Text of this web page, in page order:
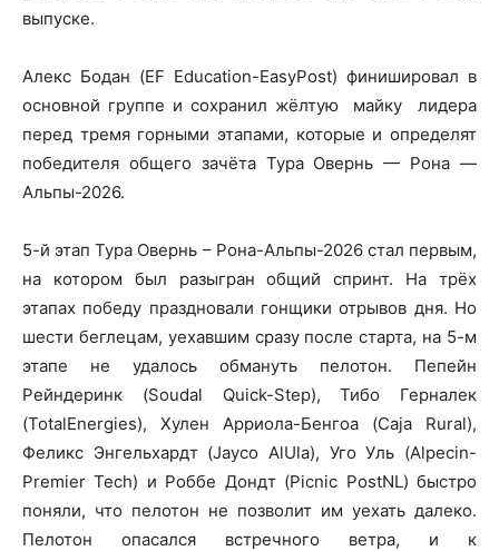
выпуске.
Алекс Бодан (EF Education-EasyPost) финишировал в
основной группе и сохранил жёлтую майку лидера
перед тремя горными этапами, которые и определят
победителя общего зачёта Тура Овернь — Рона —
Альпы-2026.
5-й этап Тура Овернь – Рона-Альпы-2026 стал первым,
на котором был разыгран общий спринт. На трёх
этапах победу праздновали гонщики отрывов дня. Но
шести беглецам, уехавшим сразу после старта, на 5-м
этапе не удалось обмануть пелотон. Пепейн
Рейндеринк (Soudal Quick-Step), Тибо Герналек
(TotalEnergies), Хулен Арриола-Бенгоа (Caja Rural),
Феликс Энгельхардт (Jayco AlUla), Уго Уль (Alpecin-
Premier Tech) и Роббе Дондт (Picnic PostNL) быстро
поняли, что пелотон не позволит им уехать далеко.
Пелотон опасался встречного ветра, и к